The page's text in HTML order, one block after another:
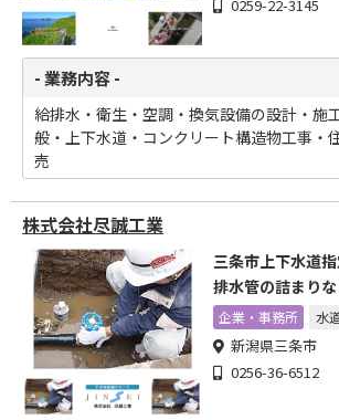
0259-22-3145
- 業務内容 -
給排水・衛生・空調・換気設備の設計・施
般・上下水道・コンクリート構造物工事・
売
株式会社尽誠工業
三条市上下水道
排水管の詰まり
態に!
企業・事務所 水
新潟県三条市
0256-36-6512